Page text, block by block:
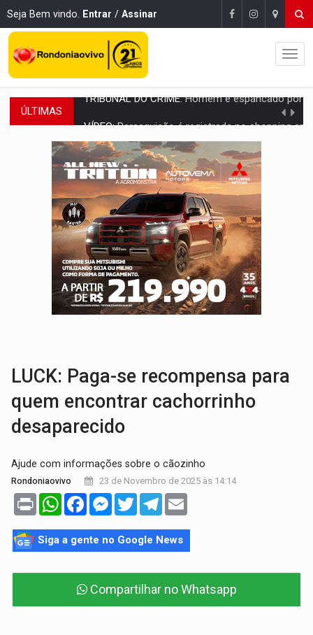
Seja Bem vindo. Entrar / Assinar
ÚLTIMAS Perseguição é registrada no shopping após colombiana furtar
LUDOPATIA:Apostas online começam a afetar produtividade e rotina
REFLORESTAMENTO:Plantar árvores não será mais suficiente para
OVNIS NA LUA:Cientistas alertam para possível base secreta no satélite
ACABOU COM PEUGEOT:Incêndio destrói carro que era rebocado para oficina
VÍDEO:Ladrão é filmado furtando moto na frente do bar
BOLSAS DE PESQUISA:Iniciativa Amazônia+10 lança chamada para fortalecer
MATERIAL:Brasil tem grandes reservas de urânio, mas produz pouco e
LUCK: Paga-se recompensa para
quem encontrar cachorrinho
desaparecido
Ajude com informações sobre o cãozinho
Rondoniaovivo 23 de Novembro de 2025 às 14:14
Print WhatsAppFacebookMessenger
TwitterTelegram
Siga a gente no Google News
Compartilhar no Whatsapp